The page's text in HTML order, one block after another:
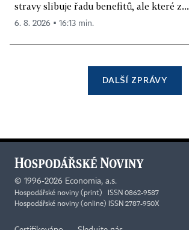
stravy slibuje řadu benefitů, ale které z...
6. 8. 2026 ▪ 16:13 min.
DALŠÍ ZPRÁVY
© 1996-2026 Economia, a.s.
Hospodářské noviny (print) ISSN 0862-9587
Hospodářské noviny (online) ISSN 2787-950X